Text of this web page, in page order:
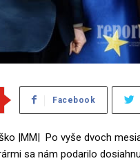
Facebook
|MM| Po vyše dvoch
sa nám podarilo